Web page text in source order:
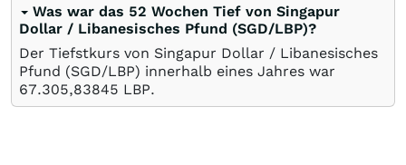
Was war das 52 Wochen Tief von Singapur
Dollar / Libanesisches Pfund (SGD/LBP)?
Der Tiefstkurs von Singapur Dollar / Libanesisches
Pfund (SGD/LBP) innerhalb eines Jahres war
67.305,83845 LBP.